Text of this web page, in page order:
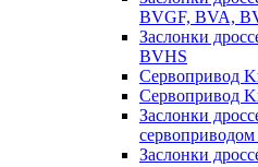
BVGF, BVA,
Заслонки
BVHS
Сервопривод
Сервопривод
Заслонки
Заслонки